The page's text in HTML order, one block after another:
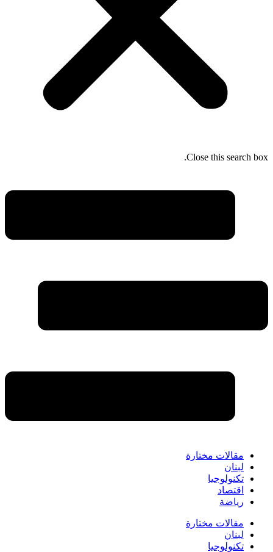
Close this search box.
مقالات مختارة
لبنان
تكنولوجيا
اقتصاد
رياضة
مقالات مختارة
لبنان
تكنولوجيا